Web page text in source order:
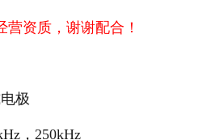
资质，谢谢配合！
极
，250kHz